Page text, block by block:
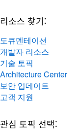
리소스 찾기:
도큐멘테이션
개발자 리소스
기술 토픽
Architecture Center
보안 업데이트
고객 지원
관심 토픽 선택: